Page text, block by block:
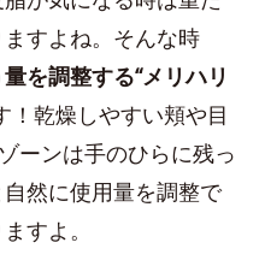
すよね。そんな時
を調整する“メリハリ
！乾燥しやすい頬や目
ーンは手のひらに残っ
然に使用量を調整で
すよ。